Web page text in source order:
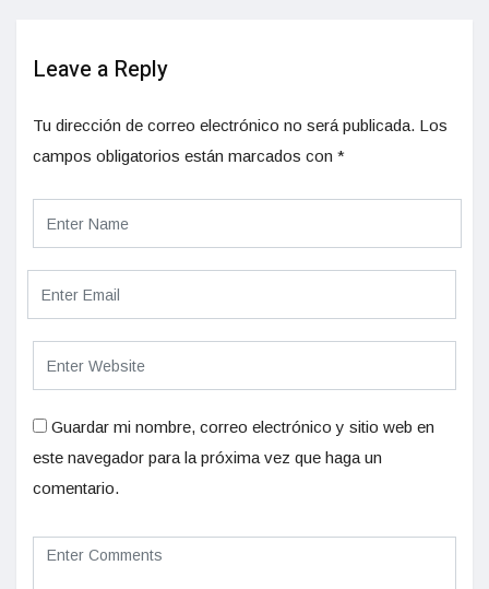
Leave a Reply
Tu dirección de correo electrónico no será publicada. Los
campos obligatorios están marcados con *
Guardar mi nombre, correo electrónico y sitio web en
este navegador para la próxima vez que haga un
comentario.